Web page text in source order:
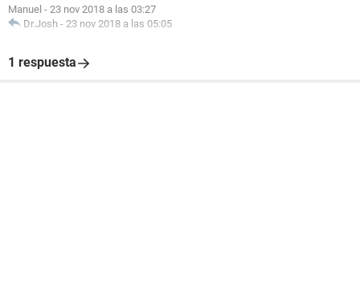
Manuel - 23 nov 2018 a las 03:27
Dr.Josh - 23 nov 2018 a las 05:05
1 respuesta